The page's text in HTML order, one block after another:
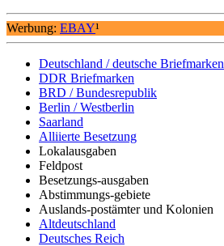
Werbung: EBAY¹
Deutschland / deutsche Briefmarken
DDR Briefmarken
BRD / Bundesrepublik
Berlin / Westberlin
Saarland
Alliierte Besetzung
Lokalausgaben
Feldpost
Besetzungs-ausgaben
Abstimmungs-gebiete
Auslands-postämter und Kolonien
Altdeutschland
Deutsches Reich